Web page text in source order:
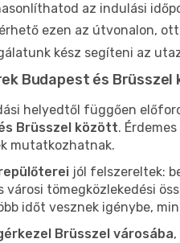
az indulási
ezen az útvonalon,
kész segíteni az
Budapest és Brüsszel
helyedtől függően
Brüsszel között.
mutatkozhatnak.
jól felszereltek:
városi tömegközlekedési
időt vesznek igénybe,
Brüsszel városába